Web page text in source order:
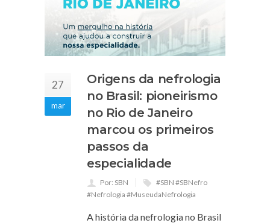
27
mar
Origens da nefrologia
no Brasil: pioneirismo
no Rio de Janeiro
marcou os primeiros
passos da
especialidade
Por: SBN
#SBN #SBNefro
#Nefrologia #MuseudaNefrologia
A história da nefrologia no Brasil